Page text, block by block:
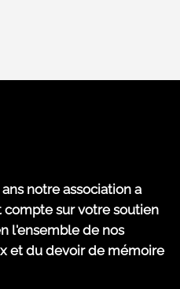
notre association a
compte sur votre soutien
l'ensemble de nos
et du devoir de mémoire